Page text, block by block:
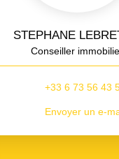
STEPHANE
Conseiller
+33 6 73 56 43
Envoyer un e-